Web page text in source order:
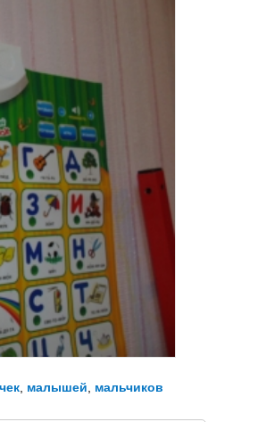
малышей мальчиков